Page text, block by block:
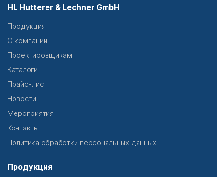
HL Hutterer & Lechner GmbH
Продукция
О компании
Проектировщикам
Каталоги
Прайс-лист
Новости
Мероприятия
Контакты
Политика обработки персональных данных
Продукция